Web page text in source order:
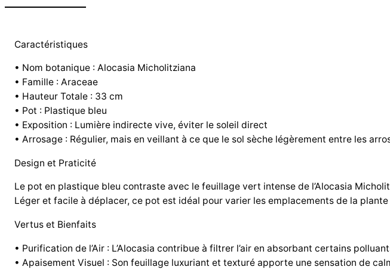
Caractéristiques
• Nom botanique : Alocasia Micholitziana
• Famille : Araceae
• Hauteur Totale : 33 cm
• Pot : Plastique bleu
• Exposition : Lumière indirecte vive, éviter le soleil direct
• Arrosage : Régulier, mais en veillant à ce que le sol sèche légèrement entre les
Design et Praticité
Le pot en plastique bleu contraste avec le feuillage vert intense de l’Alocasia
Léger et facile à déplacer, ce pot est idéal pour varier les emplacements de la plante
Vertus et Bienfaits
• Purification de l’Air : L’Alocasia contribue à filtrer l’air en absorbant certains
• Apaisement Visuel : Son feuillage luxuriant et texturé apporte une sensation de